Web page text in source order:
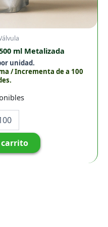
ml Metalizada
unidad.
/ Incrementa de a 100